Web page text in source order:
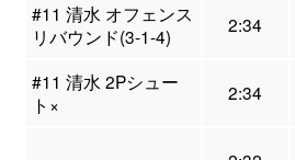
#11 清水 オフェンス
リバウンド(3-1-4)
2:34
#11 清水 2Pシュー
ト×
2:34